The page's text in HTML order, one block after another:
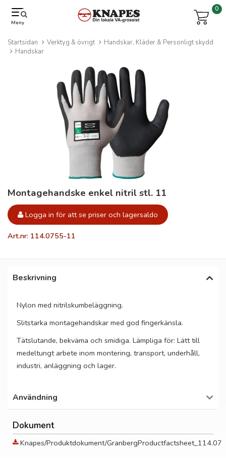
Meny
0
Startsidan Verktyg & övrigt
Handskar, Kläder & Personligt skydd
Handskar
Montagehandske enkel nitril stl. 11
Logga in för att se priser och lagersaldo
Art.nr: 114.0755-11
Beskrivning
Nylon med nitrilskumbeläggning.
Slitstarka montagehandskar med god fingerkänsla.
Tätslutande, bekväma och smidiga. Lämpliga för: Lätt till
medeltungt arbete inom montering, transport, underhåll,
industri, anläggning och lager.
Användning
Dokument
Knapes/Produktdokument/